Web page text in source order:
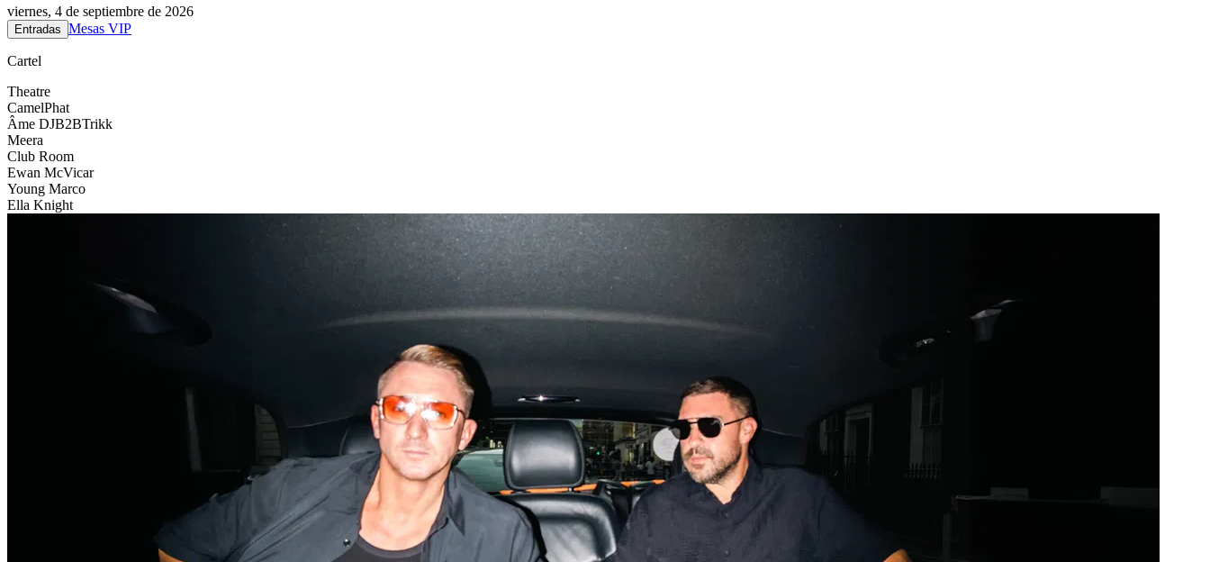
viernes, 4 de septiembre de 2026
Entradas Mesas VIP
Cartel
Theatre
CamelPhat
Âme DJB2BTrikk
Meera
Club Room
Ewan McVicar
Young Marco
Ella Knight